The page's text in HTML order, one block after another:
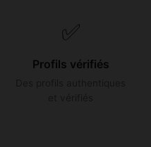
✅
Profils vérifiés